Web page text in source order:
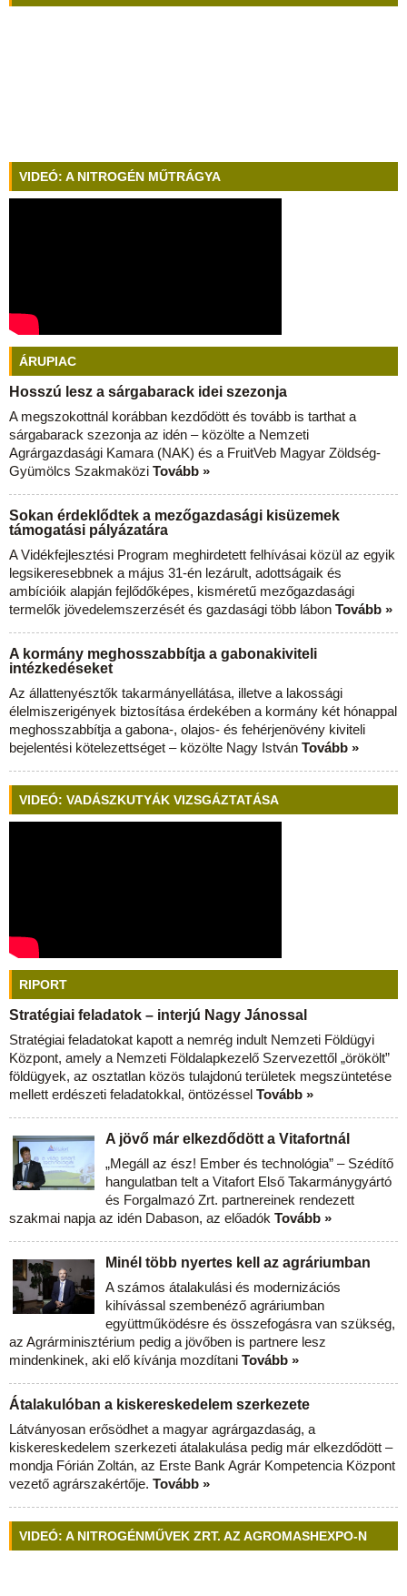
VIDEÓ: A NITROGÉN MŰTRÁGYA
ÁRUPIAC
Hosszú lesz a sárgabarack idei szezonja
A megszokottnál korábban kezdődött és tovább is tarthat a
sárgabarack szezonja az idén – közölte a Nemzeti
Agrárgazdasági Kamara (NAK) és a FruitVeb Magyar Zöldség-
Gyümölcs Szakmaközi Tovább »
Sokan érdeklődtek a mezőgazdasági kisüzemek
támogatási pályázatára
A Vidékfejlesztési Program meghirdetett felhívásai közül az egyik
legsikeresebbnek a május 31-én lezárult, adottságaik és
ambícióik alapján fejlődőképes, kisméretű mezőgazdasági
termelők jövedelemszerzését és gazdasági több lábon Tovább »
A kormány meghosszabbítja a gabonakiviteli
intézkedéseket
Az állattenyésztők takarmányellátása, illetve a lakossági
élelmiszerigények biztosítása érdekében a kormány két hónappal
meghosszabbítja a gabona-, olajos- és fehérjenövény kiviteli
bejelentési kötelezettséget – közölte Nagy István Tovább »
VIDEÓ: VADÁSZKUTYÁK VIZSGÁZTATÁSA
RIPORT
Stratégiai feladatok – interjú Nagy Jánossal
Stratégiai feladatokat kapott a nemrég indult Nemzeti Földügyi
Központ, amely a Nemzeti Földalapkezelő Szervezettől „örökölt”
földügyek, az osztatlan közös tulajdonú területek megszüntetése
mellett erdészeti feladatokkal, öntözéssel Tovább »
A jövő már elkezdődött a Vitafortnál
„Megáll az ész! Ember és technológia” – Szédítő
hangulatban telt a Vitafort Első Takarmánygyártó
és Forgalmazó Zrt. partnereinek rendezett
szakmai napja az idén Dabason, az előadók Tovább »
Minél több nyertes kell az agráriumban
A számos átalakulási és modernizációs
kihívással szembenéző agráriumban
együttműködésre és összefogásra van szükség,
az Agrárminisztérium pedig a jövőben is partnere lesz
mindenkinek, aki elő kívánja mozdítani Tovább »
Átalakulóban a kiskereskedelem szerkezete
Látványosan erősödhet a magyar agrárgazdaság, a
kiskereskedelem szerkezeti átalakulása pedig már elkezdődött –
mondja Fórián Zoltán, az Erste Bank Agrár Kompetencia Központ
vezető agrárszakértője. Tovább »
VIDEÓ: A NITROGÉNMŰVEK ZRT. AZ AGROMASHEXPO-N